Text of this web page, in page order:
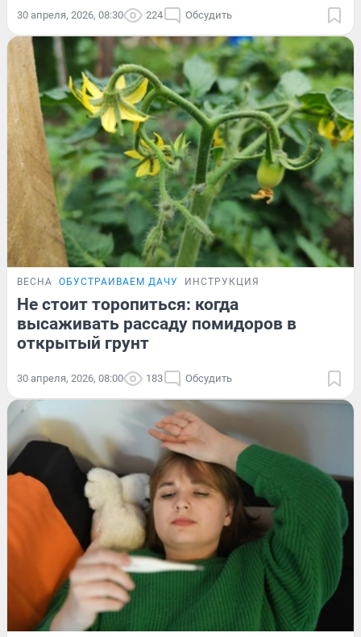
30 апреля, 2026, 08:30 224 Обсудить
ВЕСНА ОБУСТРАИВАЕМ ДАЧУ ИНСТРУКЦИЯ
Не стоит торопиться: когда
высаживать рассаду помидоров в
открытый грунт
30 апреля, 2026, 08:00 183 Обсудить